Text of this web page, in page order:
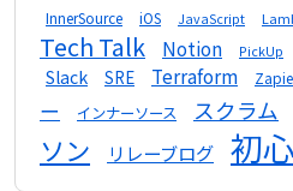
InnerSource iOS JavaScript
Tech Talk
Notion PickUp
Slack SRE Terraform
ー
インナーソース スクラム
ソン
リレーブログ 初